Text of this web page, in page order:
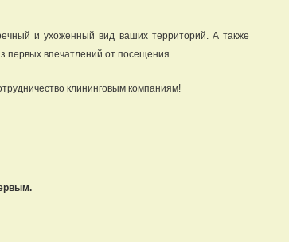
и ухоженный вид ваших территорий. А также
первых впечатлений от посещения.
клининговым компаниям!